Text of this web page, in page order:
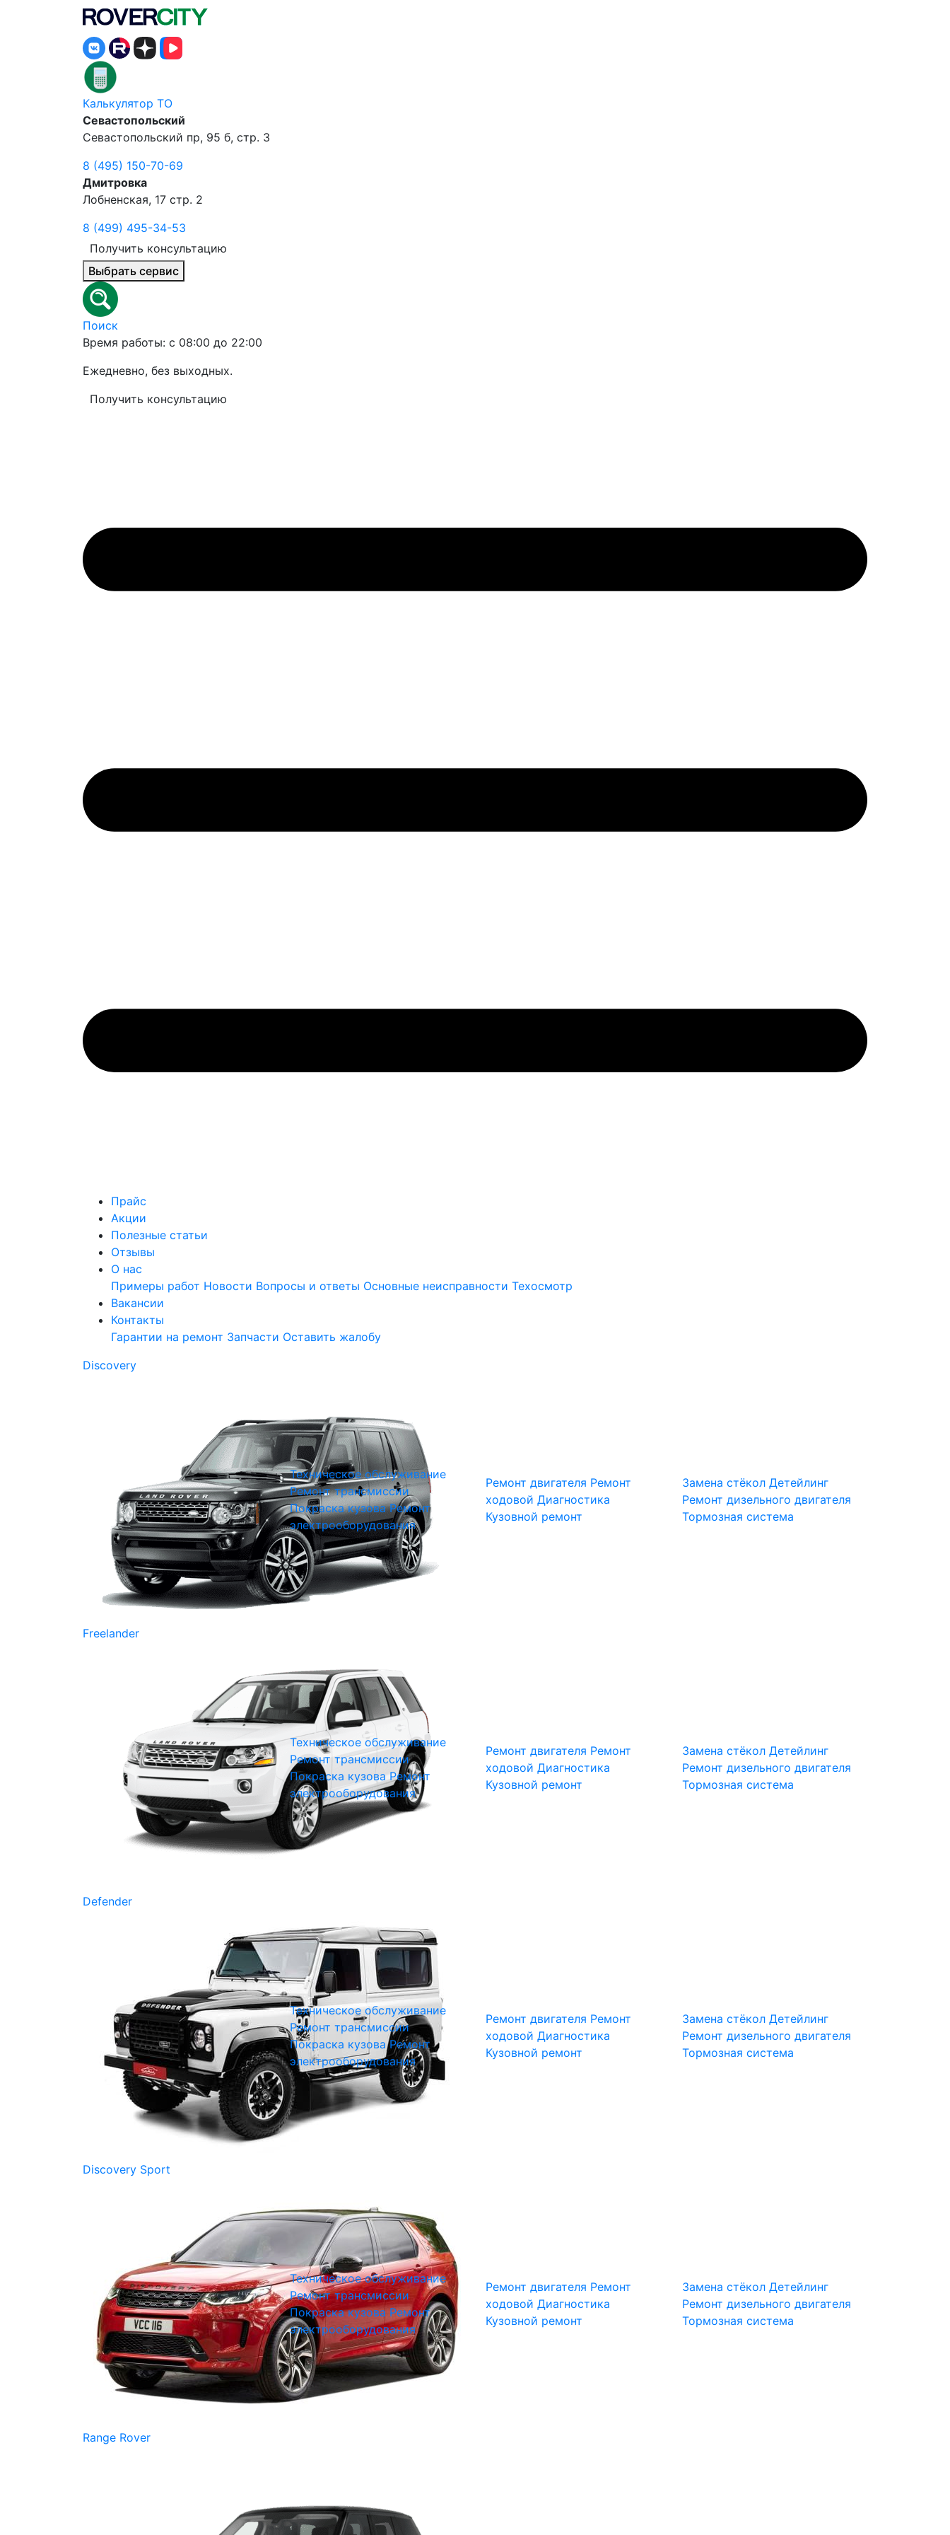
Калькулятор ТО
Севастопольский
Севастопольский пр, 95 б, стр. 3
8 (495) 150-70-69
Дмитровка
Лобненская, 17 стр. 2
8 (499) 495-34-53
Получить консультацию
Выбрать сервис
Поиск
Время работы: с 08:00 до 22:00
Ежедневно, без выходных.
Получить консультацию
Прайс
Акции
Полезные статьи
Отзывы
О нас
Примеры работ Новости Вопросы и ответы Основные неисправности Техосмотр
Вакансии
Контакты
Гарантии на ремонт Запчасти Оставить жалобу
Discovery
Техническое обслуживание
Ремонт трансмиссии
Покраска кузова Ремонт
электрооборудования
Ремонт двигателя Ремонт
ходовой Диагностика
Кузовной ремонт
Замена стёкол Детейлинг
Ремонт дизельного двигателя
Тормозная система
Freelander
Техническое обслуживание
Ремонт трансмиссии
Покраска кузова Ремонт
электрооборудования
Ремонт двигателя Ремонт
ходовой Диагностика
Кузовной ремонт
Замена стёкол Детейлинг
Ремонт дизельного двигателя
Тормозная система
Defender
Техническое обслуживание
Ремонт трансмиссии
Покраска кузова Ремонт
электрооборудования
Ремонт двигателя Ремонт
ходовой Диагностика
Кузовной ремонт
Замена стёкол Детейлинг
Ремонт дизельного двигателя
Тормозная система
Discovery Sport
Техническое обслуживание
Ремонт трансмиссии
Покраска кузова Ремонт
электрооборудования
Ремонт двигателя Ремонт
ходовой Диагностика
Кузовной ремонт
Замена стёкол Детейлинг
Ремонт дизельного двигателя
Тормозная система
Range Rover